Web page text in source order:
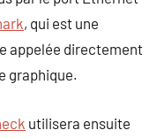
, qui est une
appelée directement
graphique.
utilisera ensuite